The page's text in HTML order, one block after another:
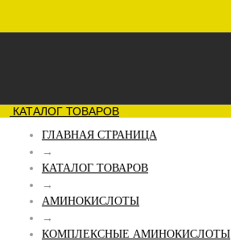
КАТАЛОГ ТОВАРОВ
ГЛАВНАЯ СТРАНИЦА
→
КАТАЛОГ ТОВАРОВ
→
АМИНОКИСЛОТЫ
→
КОМПЛЕКСНЫЕ АМИНОКИСЛОТЫ